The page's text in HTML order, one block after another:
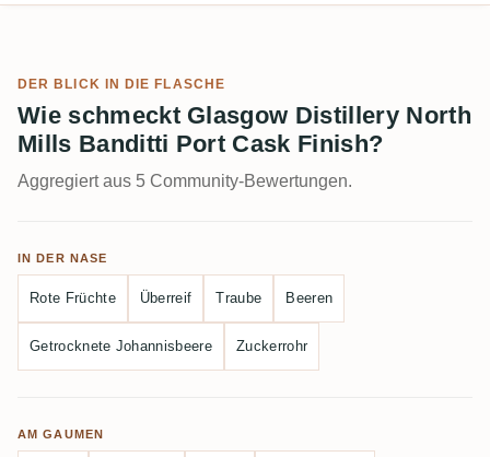
DER BLICK IN DIE FLASCHE
Wie schmeckt Glasgow Distillery North
Mills Banditti Port Cask Finish?
Aggregiert aus 5 Community-Bewertungen.
IN DER NASE
Rote Früchte Überreif Traube Beeren
Getrocknete Johannisbeere Zuckerrohr
AM GAUMEN